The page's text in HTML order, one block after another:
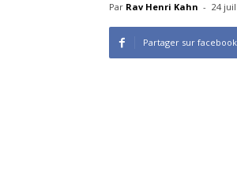
Par Rav Henri Kahn - 24
Partager sur facebook